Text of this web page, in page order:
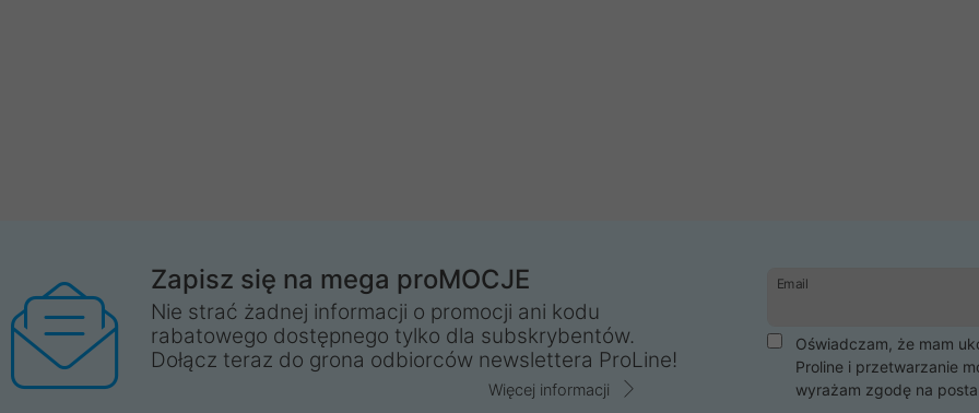
Zapisz się na mega proMOCJE
Nie strać żadnej informacji o promocji ani kodu
rabatowego dostępnego tylko dla subskrybentów.
Dołącz teraz do grona odbiorców newslettera ProLine!
Więcej informacji
Email
Oświadczam, że mam
Proline i przetwarzanie
wyrażam zgodę na